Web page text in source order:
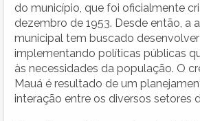
do município, que foi oficialmente
dezembro de 1953. Desde então, a
municipal tem buscado desenvolver
implementando políticas públicas
às necessidades da população. O
Mauá é resultado de um
interação entre os diversos setores